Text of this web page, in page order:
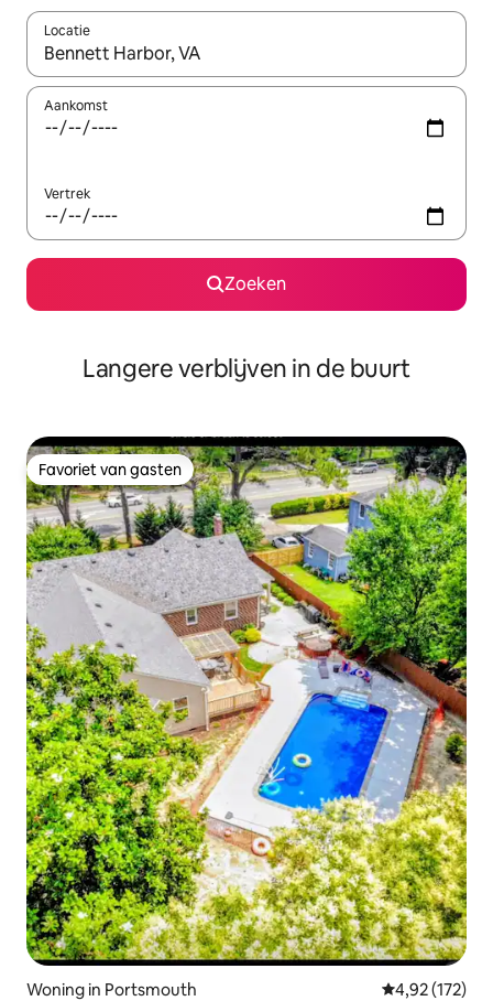
Locatie
Wanneer er resultaten beschikbaar zijn, maak je een keuze
Aankomst
Vertrek
Zoeken
Langere verblijven in de buurt
Favoriet van gasten
Favoriet van gasten
Woning in Portsmouth Gemiddelde
4,92 (172)